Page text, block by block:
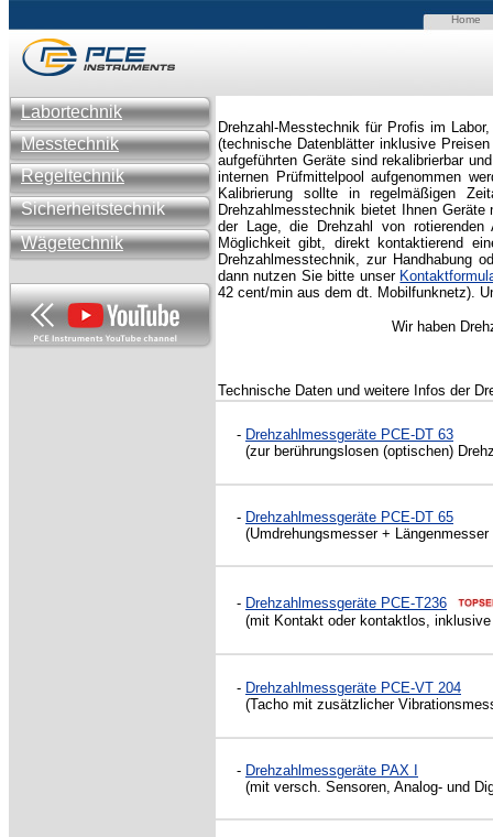
Home
Labortechnik
Messtechnik
Regeltechnik
Sicherheitstechnik
Wägetechnik
Drehzahl-Messtechnik für Profis im
(technische Datenblätter inklusive
aufgeführten Geräte sind rekalibrierbar
internen Prüfmittelpool aufgenommen
Kalibrierung sollte in regelmäßigen
Drehzahlmesstechnik bietet Ihnen
der Lage, die Drehzahl von
Möglichkeit gibt, direkt kontaktierend
Drehzahlmesstechnik, zur Handhabung
dannnutzen Sie bitte unser
42 cent/min aus dem dt. Mobilfunknetz).
Wir haben
Technische Daten und weitere Infos der
- Drehzahlmessgeräte PCE-DT 63
(zur berührungslosen (optischen)
- Drehzahlmessgeräte PCE-DT 65
(Umdrehungsmesser + Längenmesser
- Drehzahlmessgeräte PCE-T236
(mit Kontakt oder kontaktlos, inklusive
- Drehzahlmessgeräte PCE-VT 204
(Tacho mit zusätzlicher
- Drehzahlmessgeräte PAX I
(mit versch. Sensoren, Analog- und